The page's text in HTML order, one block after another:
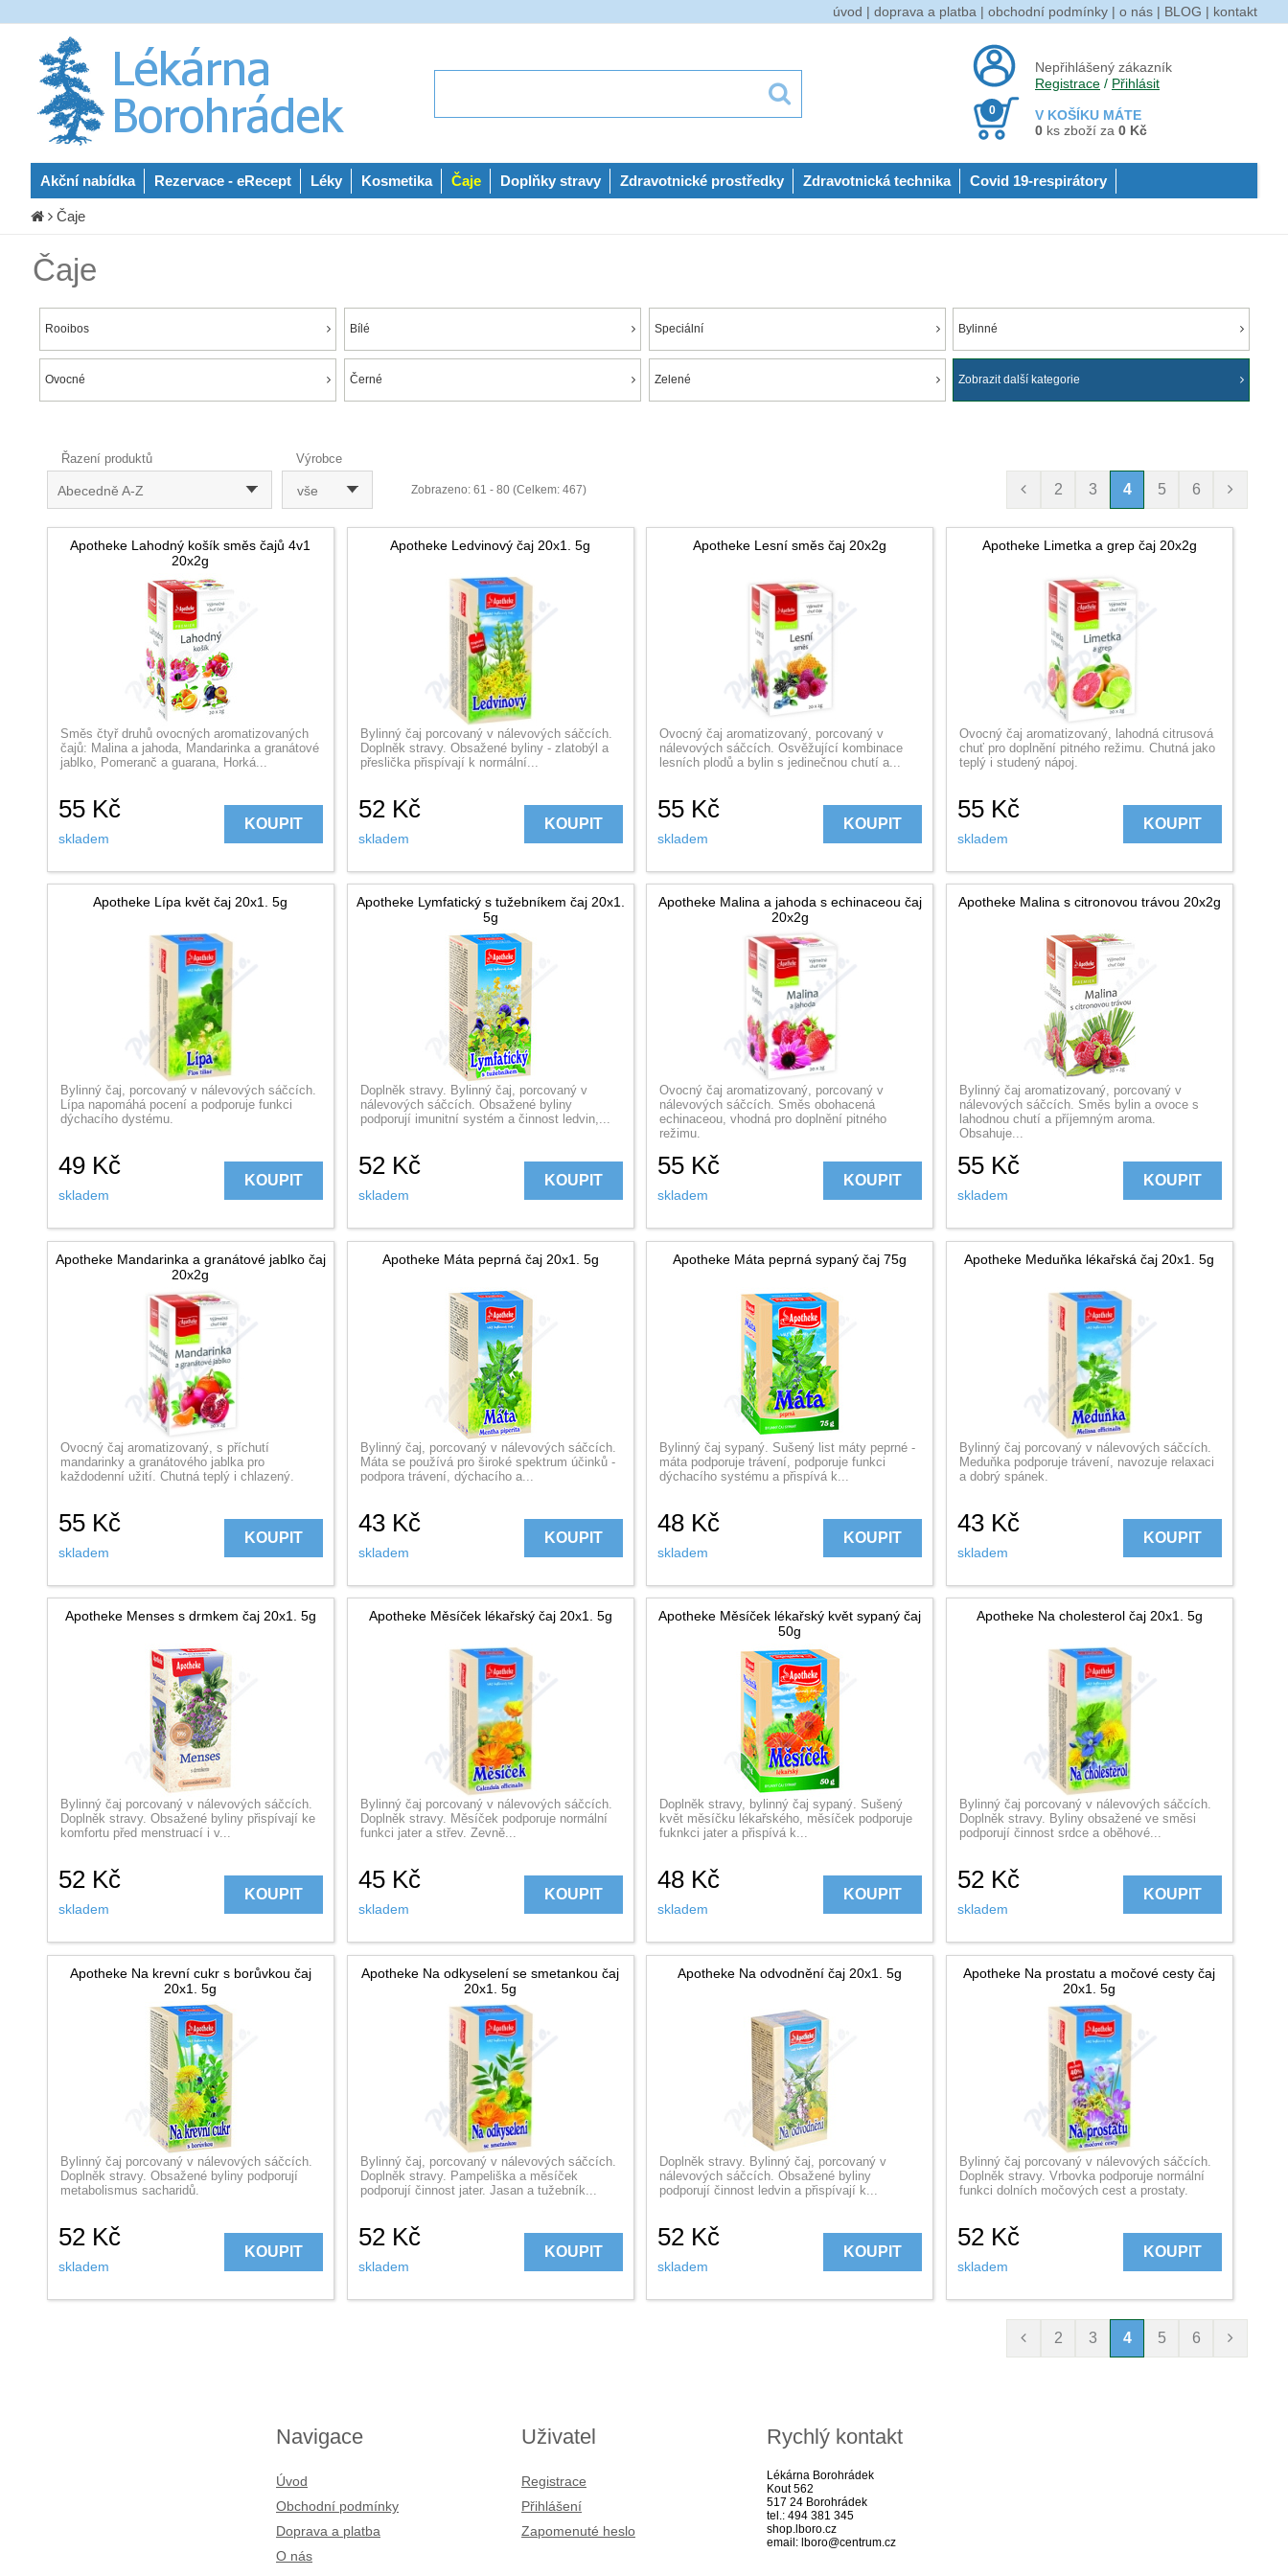
úvod | doprava a platba | obchodní podmínky | o nás | BLOG | kontakt
Nepřihlášený zákazník
Registrace / Přihlásit
V KOŠÍKU MÁTE
0
0 ks zboží za 0 Kč
Akční nabídka Rezervace - eRecept Léky Kosmetika Čaje Doplňky stravy Zdravotnické prostředky Zdravotnická technika Covid 19-respirátory
Čaje
Čaje
Rooibos Bílé Speciální Bylinné
Ovocné Černé Zelené Zobrazit další kategorie
Řazení produktů
Abecedně A-Z
Výrobce
vše Zobrazeno: 61 - 80 (Celkem: 467) 2 3 4 5 6
Apotheke Lahodný košík směs čajů 4v1
20x2g
Směs čtyř druhů ovocných aromatizovaných
čajů: Malina a jahoda, Mandarinka a granátové
jablko, Pomeranč a guarana, Horká...
55 Kč
skladem
KOUPIT
Apotheke Ledvinový čaj 20x1. 5g
Bylinný čaj porcovaný v nálevových sáčcích.
Doplněk stravy. Obsažené byliny - zlatobýl a
přeslička přispívají k normální...
52Kč
skladem
KOUPIT
Apotheke Lesní směs čaj 20x2g
Ovocný čaj aromatizovaný, porcovaný v
nálevových sáčcích. Osvěžující kombinace
lesních plodů a bylin s jedinečnou chutí a...
55 Kč
skladem
KOUPIT
Apotheke Limetka a grep čaj 20x2g
Ovocný čaj aromatizovaný, lahodná citrusová
chuť pro doplnění pitného režimu. Chutná jako
teplý i studený nápoj.
55Kč
skladem
KOUPIT
Apotheke Lípa květ čaj 20x1. 5g
Bylinný čaj, porcovaný v nálevových sáčcích.
Lípa napomáhá pocení a podporuje funkci
dýchacího dystému.
49 Kč
skladem
KOUPIT
Apotheke Lymfatický s tužebníkem čaj 20x1.
5g
Doplněk stravy. Bylinný čaj, porcovaný v
nálevových sáčcích. Obsažené byliny
podporují imunitní systém a činnost ledvin,...
52Kč
skladem
KOUPIT
Apotheke Malina a jahoda s echinaceou čaj
20x2g
Ovocný čaj aromatizovaný, porcovaný v
nálevových sáčcích. Směs obohacená
echinaceou, vhodná pro doplnění pitného
režimu.
55 Kč
skladem
KOUPIT
Apotheke Malina s citronovou trávou 20x2g
Bylinný čaj aromatizovaný, porcovaný v
nálevových sáčcích. Směs bylin a ovoce s
lahodnou chutí a příjemným aroma.
Obsahuje...
55Kč
skladem
KOUPIT
Apotheke Mandarinka a granátové jablko čaj
20x2g
Ovocný čaj aromatizovaný, s příchutí
mandarinky a granátového jablka pro
každodenní užití. Chutná teplý i chlazený.
55 Kč
skladem
KOUPIT
Apotheke Máta peprná čaj 20x1. 5g
Bylinný čaj, porcovaný v nálevových sáčcích.
Máta se používá pro široké spektrum účinků -
podpora trávení, dýchacího a...
43Kč
skladem
KOUPIT
Apotheke Máta peprná sypaný čaj 75g
Bylinný čaj sypaný. Sušený list máty peprné -
máta podporuje trávení, podporuje funkci
dýchacího systému a přispívá k...
48 Kč
skladem
KOUPIT
Apotheke Meduňka lékařská čaj 20x1. 5g
Bylinný čaj porcovaný v nálevových sáčcích.
Meduňka podporuje trávení, navozuje relaxaci
a dobrý spánek.
43Kč
skladem
KOUPIT
Apotheke Menses s drmkem čaj 20x1. 5g
Bylinný čaj porcovaný v nálevových sáčcích.
Doplněk stravy. Obsažené byliny přispívají ke
komfortu před menstruací i v...
52 Kč
skladem
KOUPIT
Apotheke Měsíček lékařský čaj 20x1. 5g
Bylinný čaj porcovaný v nálevových sáčcích.
Doplněk stravy. Měsíček podporuje normální
funkci jater a střev. Zevně...
45Kč
skladem
KOUPIT
Apotheke Měsíček lékařský květ sypaný čaj
50g
Doplněk stravy, bylinný čaj sypaný. Sušený
květ měsíčku lékařského, měsíček podporuje
fuknkci jater a přispívá k...
48 Kč
skladem
KOUPIT
Apotheke Na cholesterol čaj 20x1. 5g
Bylinný čaj porcovaný v nálevových sáčcích.
Doplněk stravy. Byliny obsažené ve směsi
podporují činnost srdce a oběhové...
52Kč
skladem
KOUPIT
Apotheke Na krevní cukr s borůvkou čaj
20x1. 5g
Bylinný čaj porcovaný v nálevových sáčcích.
Doplněk stravy. Obsažené byliny podporují
metabolismus sacharidů.
52 Kč
skladem
KOUPIT
Apotheke Na odkyselení se smetankou čaj
20x1. 5g
Bylinný čaj, porcovaný v nálevových sáčcích.
Doplněk stravy. Pampeliška a měsíček
podporují činnost jater. Jasan a tužebník...
52Kč
skladem
KOUPIT
Apotheke Na odvodnění čaj 20x1. 5g
Doplněk stravy. Bylinný čaj, porcovaný v
nálevových sáčcích. Obsažené byliny
podporují činnost ledvin a přispívají k...
52 Kč
skladem
KOUPIT
Apotheke Na prostatu a močové cesty čaj
20x1. 5g
Bylinný čaj porcovaný v nálevových sáčcích.
Doplněk stravy. Vrbovka podporuje normální
funkci dolních močových cest a prostaty.
52Kč
skladem
KOUPIT
2 3 4 5 6
Navigace
Úvod
Obchodní podmínky
Doprava a platba
O nás
Uživatel
Registrace
Přihlášení
Zapomenuté heslo
Rychlý kontakt
Lékárna Borohrádek
Kout 562
517 24 Borohrádek
tel.: 494 381 345
shop.lboro.cz
email: lboro@centrum.cz